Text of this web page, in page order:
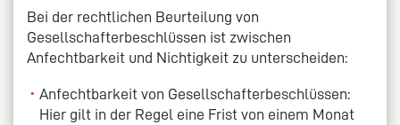
Bei der rechtlichen Beurteilung von
Gesellschafterbeschlüssen ist zwischen
Anfechtbarkeit und Nichtigkeit zu unterscheiden:
Anfechtbarkeit von Gesellschafterbeschlüssen:
Hier gilt in der Regel eine Frist von einem Monat